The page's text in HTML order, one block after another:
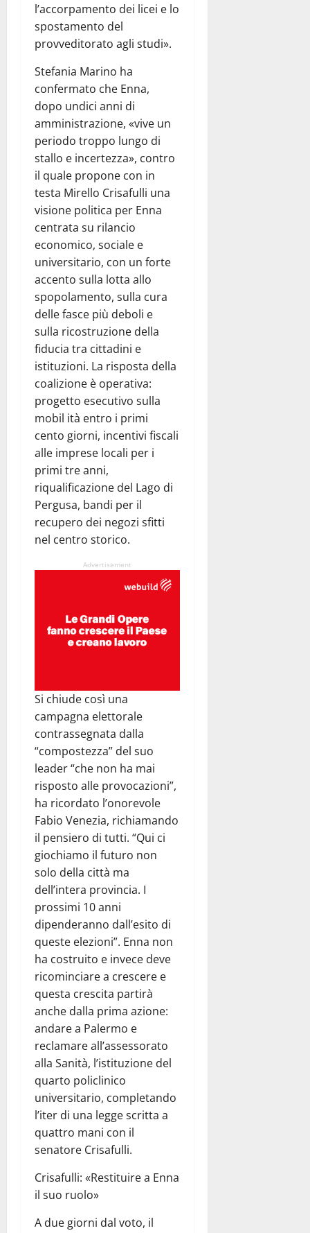
l’accorpamento dei licei e lo
spostamento del
provveditorato agli studi».
Stefania Marino ha
confermato che Enna,
dopo undici anni di
amministrazione, «vive un
periodo troppo lungo di
stallo e incertezza», contro
il quale propone con in
testa Mirello Crisafulli una
visione politica per Enna
centrata su rilancio
economico, sociale e
universitario, con un forte
accento sulla lotta allo
spopolamento, sulla cura
delle fasce più deboli e
sulla ricostruzione della
fiducia tra cittadini e
istituzioni. La risposta della
coalizione è operativa:
progetto esecutivo sulla
mobil ità entro i primi
cento giorni, incentivi fiscali
alle imprese locali per i
primi tre anni,
riqualificazione del Lago di
Pergusa, bandi per il
recupero dei negozi sfitti
nel centro storico.
Advertisement
Si chiude così una
campagna elettorale
contrassegnata dalla
“compostezza” del suo
leader “che non ha mai
risposto alle provocazioni”,
ha ricordato l’onorevole
Fabio Venezia, richiamando
il pensiero di tutti. “Qui ci
giochiamo il futuro non
solo della città ma
dell’intera provincia. I
prossimi 10 anni
dipenderanno dall’esito di
queste elezioni”. Enna non
ha costruito e invece deve
ricominciare a crescere e
questa crescita partirà
anche dalla prima azione:
andare a Palermo e
reclamare all’assessorato
alla Sanità, l’istituzione del
quarto policlinico
universitario, completando
l’iter di una legge scritta a
quattro mani con il
senatore Crisafulli.
Crisafulli: «Restituire a Enna
il suo ruolo»
A due giorni dal voto, il